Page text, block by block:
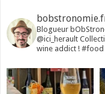
Blogueur
@ici_herault
wine addict ! #food